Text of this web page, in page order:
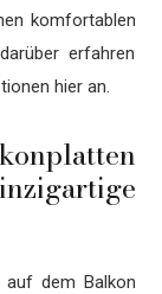
komfortablen
erfahren
hier an.
auf dem Balkon